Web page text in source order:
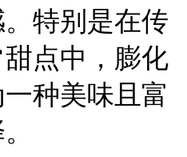
特别是在传
点中，膨化
种美味且富